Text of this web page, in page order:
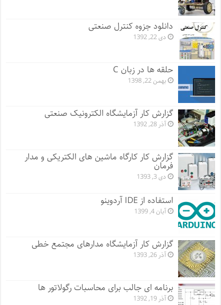
دانلود جزوه کنترل صنعتی
دی 22, 1392
حلقه ها در زبان C
بهمن 22, 1398
گزارش کار آزمایشگاه الکترونیک صنعتی
آذر 28, 1392
گزارش کار کارگاه ماشین های الکتریکی و مدار
فرمان
دی 3, 1393
استفاده از IDE آردوینو
آبان 4, 1399
گزارش کار آزمایشگاه مدارهای مجتمع خطی
آذر 26, 1393
برنامه ای جالب برای محاسبات رگولاتور ها
آذر 19, 1392